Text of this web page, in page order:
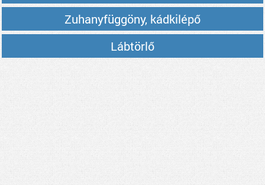
Zuhanyfüggöny, kádkilépő
Lábtörlő